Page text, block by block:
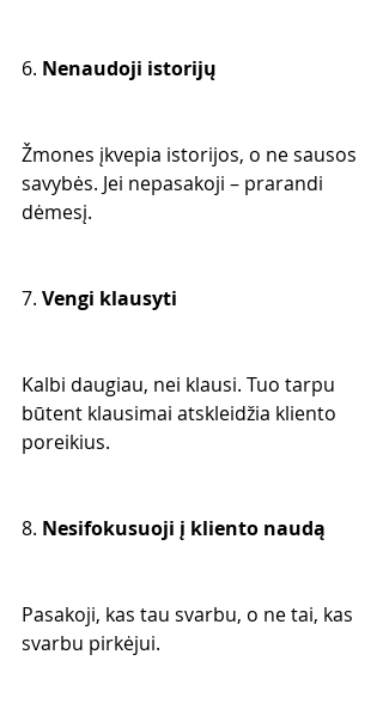
6. Nenaudoji istorijų
Žmones įkvepia istorijos, o ne sausos
savybės. Jei nepasakoji – prarandi
dėmesį.
7. Vengi klausyti
Kalbi daugiau, nei klausi. Tuo tarpu
būtent klausimai atskleidžia kliento
poreikius.
8. Nesifokusuoji į kliento naudą
Pasakoji, kas tau svarbu, o ne tai, kas
svarbu pirkėjui.